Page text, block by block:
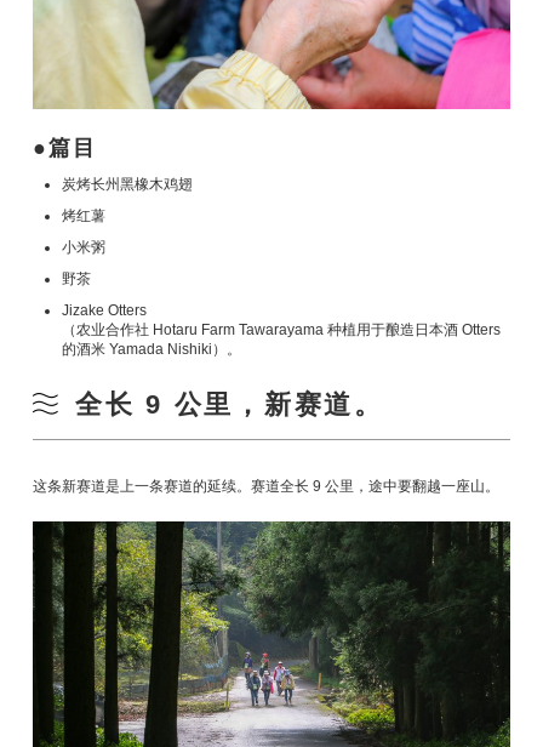
篇目
炭烤长州黑橡木鸡翅
烤红薯
小米粥
野茶
Jizake Otters
（农业合作社 Hotaru Farm Tawarayama 种植用于酿造日本酒 Otters
的酒米 Yamada Nishiki）。
全长 9 公里，新赛道。
这条新赛道是上一条赛道的延续。赛道全长 9 公里，途中要翻越一座山。